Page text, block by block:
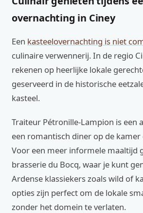
overnachting in Ciney
Een kasteelovernachting is niet
culinaire verwennerij. In de regio
rekenen op heerlijke lokale
geserveerd in de historische
kasteel.
Traiteur Pétronille-Lampion is een
een romantisch diner op de
Voor een meer informele maaltijd
brasserie du Bocq, waar je kunt
Ardense klassiekers zoals wild of
opties zijn perfect om de lokale
zonder het domein te verlaten.